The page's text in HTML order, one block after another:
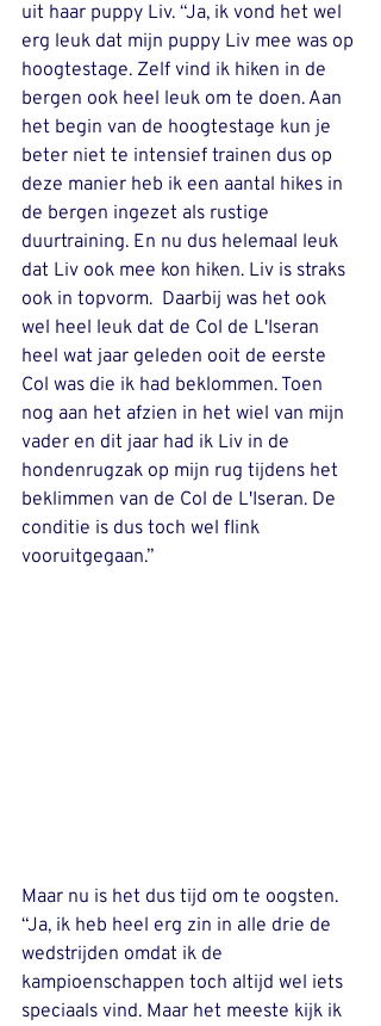
uit haar puppy Liv. “Ja, ik vond het wel
erg leuk dat mijn puppy Liv mee was op
hoogtestage. Zelf vind ik hiken in de
bergen ook heel leuk om te doen. Aan
het begin van de hoogtestage kun je
beter niet te intensief trainen dus op
deze manier heb ik een aantal hikes in
de bergen ingezet als rustige
duurtraining. En nu dus helemaal leuk
dat Liv ook mee kon hiken. Liv is straks
ook in topvorm.  Daarbij was het ook
wel heel leuk dat de Col de L'Iseran
heel wat jaar geleden ooit de eerste
Col was die ik had beklommen. Toen
nog aan het afzien in het wiel van mijn
vader en dit jaar had ik Liv in de
hondenrugzak op mijn rug tijdens het
beklimmen van de Col de L'Iseran. De
conditie is dus toch wel flink
vooruitgegaan.’’
Maar nu is het dus tijd om te oogsten.
“Ja, ik heb heel erg zin in alle drie de
wedstrijden omdat ik de
kampioenschappen toch altijd wel iets
speciaals vind. Maar het meeste kijk ik